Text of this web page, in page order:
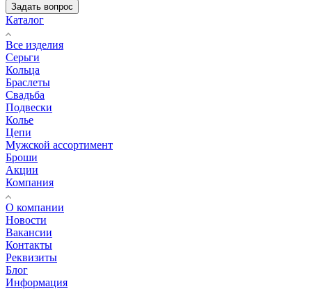
Задать вопрос
Каталог
Все изделия
Серьги
Кольца
Браслеты
Свадьба
Подвески
Колье
Цепи
Мужской ассортимент
Броши
Акции
Компания
О компании
Новости
Вакансии
Контакты
Реквизиты
Блог
Информация